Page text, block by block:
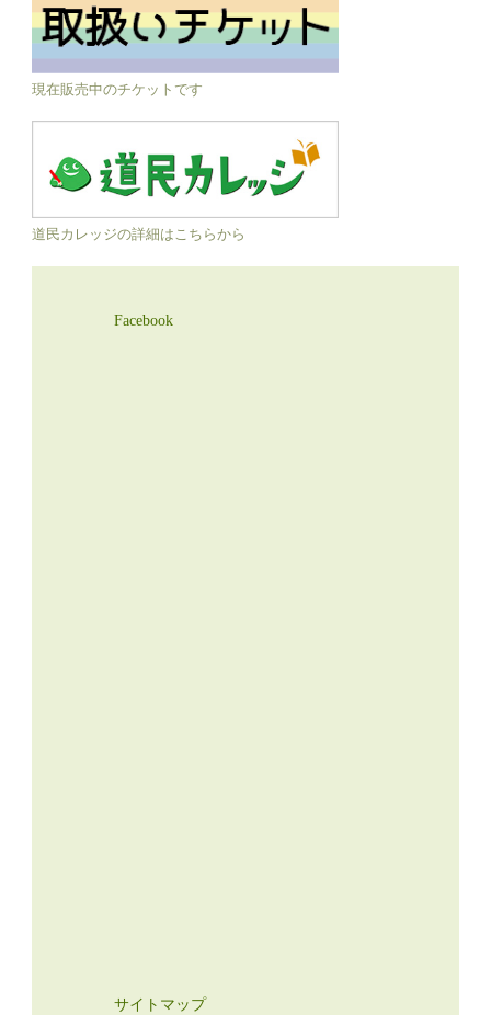
現在販売中のチケットです
道民カレッジの詳細はこちらから
Facebook
サイトマップ